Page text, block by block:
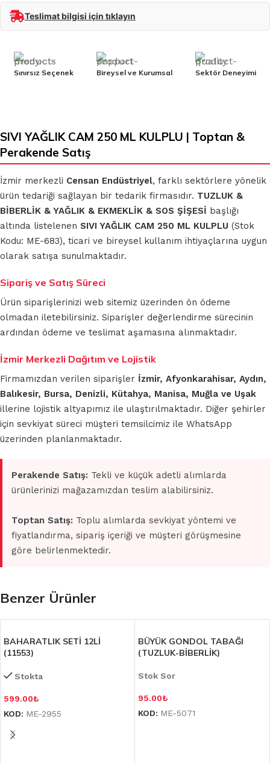
Teslimat bilgisi için tıklayın
Sınırsız Seçenek Bireysel ve Kurumsal Sektör Deneyimi
SIVI YAĞLIK CAM 250 ML KULPLU | Toptan &
Perakende Satış
İzmir merkezli Censan Endüstriyel, farklı sektörlere yönelik
ürün tedariği sağlayan bir tedarik firmasıdır. TUZLUK &
BİBERLİK & YAĞLIK & EKMEKLİK & SOS ŞİŞESİ başlığı
altında listelenen SIVI YAĞLIK CAM 250 ML KULPLU (Stok
Kodu: ME-683), ticari ve bireysel kullanım ihtiyaçlarına uygun
olarak satışa sunulmaktadır.
Sipariş ve Satış Süreci
Ürün siparişlerinizi web sitemiz üzerinden ön ödeme
olmadan iletebilirsiniz. Siparişler değerlendirme sürecinin
ardından ödeme ve teslimat aşamasına alınmaktadır.
İzmir Merkezli Dağıtım ve Lojistik
Firmamızdan verilen siparişler İzmir, Afyonkarahisar, Aydın,
Balıkesir, Bursa, Denizli, Kütahya, Manisa, Muğla ve Uşak
illerine lojistik altyapımız ile ulaştırılmaktadır. Diğer şehirler
için sevkiyat süreci müşteri temsilcimiz ile WhatsApp
üzerinden planlanmaktadır.
Perakende Satış: Tekli ve küçük adetli alımlarda
ürünlerinizi mağazamızdan teslim alabilirsiniz.
Toptan Satış: Toplu alımlarda sevkiyat yöntemi ve
fiyatlandırma, sipariş içeriği ve müşteri görüşmesine
göre belirlenmektedir.
Benzer Ürünler
BAHARATLIK SETİ 12Lİ
(11553)
Stokta
599.00₺
KOD: ME-2955
BÜYÜK GONDOL TABAĞI
(TUZLUK-BİBERLİK)
Stok Sor
95.00₺
KOD: ME-5071